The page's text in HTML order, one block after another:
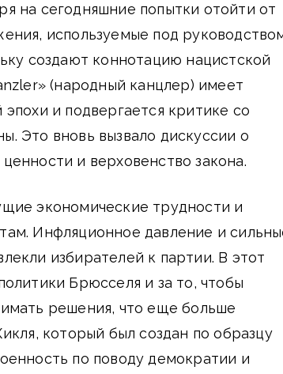
на сегодняшние попытки отойти от
используемые под
создают коннотацию нацистской
(народный канцлер) имеет
и подвергается критике со
Это вновь вызвало дискуссии о
и верховенство закона.
экономические трудности и
Инфляционное давление и
избирателей к партии. В этот
Брюсселя и за то, чтобы
решения, что еще больше
который был создан по образцу
по поводу демократии и